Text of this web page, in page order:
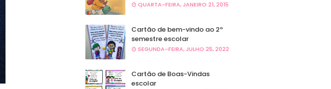
QUARTA-FEIRA, JANEIRO 21, 2015
Cartão de bem-vindo ao 2º
semestre escolar
SEGUNDA-FEIRA, JULHO 25, 2022
Cartão de Boas-Vindas
escolar